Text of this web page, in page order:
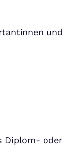
und
Diplom- oder